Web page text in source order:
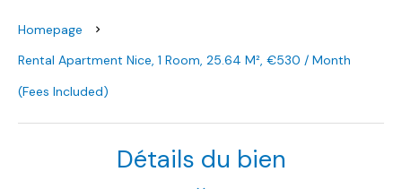
Homepage
Rental Apartment Nice, 1 Room, 25.64 M², €530 / Month
(Fees Included)
Détails du bien